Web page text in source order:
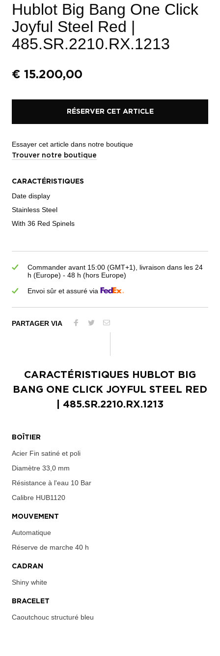
Hublot Big Bang One Click
Joyful Steel Red |
485.SR.2210.RX.1213
€ 15.200,00
RÉSERVER CET ARTICLE
Essayer cet article dans notre boutique
Trouver notre boutique
CARACTÉRISTIQUES
Date display
Stainless Steel
With 36 Red Spinels
Commander avant 15:00 (GMT+1), livraison dans les 24
h (Europe) - 48 h (hors Europe)
Envoi sûr et assuré via
PARTAGER VIA
CARACTÉRISTIQUES HUBLOT BIG
BANG ONE CLICK JOYFUL STEEL RED
| 485.SR.2210.RX.1213
BOÎTIER
Acier Fin satiné et poli
Diamètre 33,0 mm
Résistance à l'eau 10 Bar
Calibre HUB1120
MOUVEMENT
Automatique
Réserve de marche 40 h
CADRAN
Shiny white
BRACELET
Caoutchouc structuré bleu